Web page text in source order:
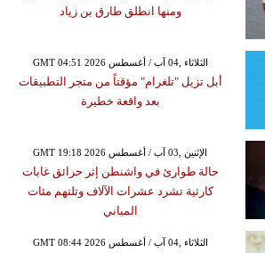
ومنها انطلق طارق بن زياد
GMT 04:51 2026 الثلاثاء ,04 آب / أغسطس
أبل تزيل "تلغرام" مؤقتاً من متجر التطبيقات
بعد واقعة خطيرة
GMT 19:18 2026 الإثنين ,03 آب / أغسطس
حالة طوارئ في واشنطن إثر حرائق غابات
كارثية تشرد عشرات الآلاف وتلتهم مئات
المباني
GMT 08:44 2026 الثلاثاء ,04 آب / أغسطس